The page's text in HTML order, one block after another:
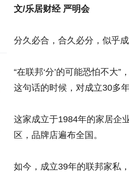
文/乐居财经 严明会
分久必合，合久必分，似乎
“在联邦‘分’的可能恐怕不大
这句话的时候，对成立30多
这家成立于1984年的家居企
区，品牌店遍布全国。
如今，成立39年的联邦家私